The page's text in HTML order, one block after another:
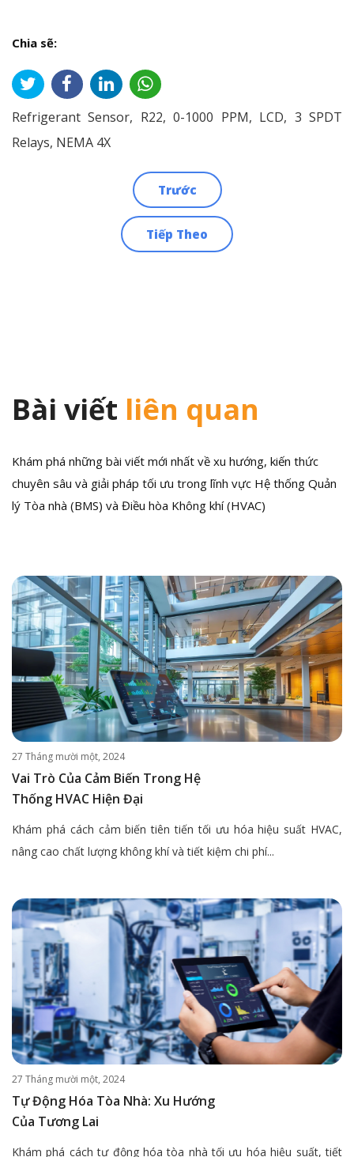
Chia sẽ:
Refrigerant Sensor, R22, 0-1000 PPM, LCD, 3 SPDT
Relays, NEMA 4X
Trước
Tiếp Theo
Bài viết liên quan
Khám phá những bài viết mới nhất về xu hướng, kiến thức
chuyên sâu và giải pháp tối ưu trong lĩnh vực Hệ thống Quản
lý Tòa nhà (BMS) và Điều hòa Không khí (HVAC)
27 Tháng mười một, 2024
Vai Trò Của Cảm Biến Trong Hệ
Thống HVAC Hiện Đại
Khám phá cách cảm biến tiên tiến tối ưu hóa hiệu suất HVAC,
nâng cao chất lượng không khí và tiết kiệm chi phí...
27 Tháng mười một, 2024
Tự Động Hóa Tòa Nhà: Xu Hướng
Của Tương Lai
Khám phá cách tự động hóa tòa nhà tối ưu hóa hiệu suất, tiết